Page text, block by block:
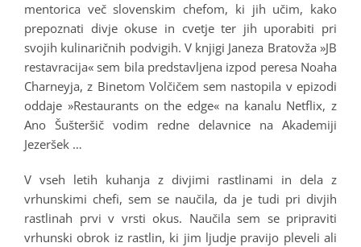
mentorica več slovenskim chefom, ki jih učim, kako
prepoznati divje okuse in cvetje ter jih uporabiti pri
svojih kulinaričnih podvigih. V knjigi Janeza Bratovža »JB
restavracija« sem bila predstavljena izpod peresa Noaha
Charneyja, z Binetom Volčičem sem nastopila v epizodi
oddaje »Restaurants on the edge« na kanalu Netflix, z
Ano Šušteršič vodim redne delavnice na Akademiji
Jezeršek …
V vseh letih kuhanja z divjimi rastlinami in dela z
vrhunskimi chefi, sem se naučila, da je tudi pri divjih
rastlinah prvi v vrsti okus. Naučila sem se pripraviti
vrhunski obrok iz rastlin, ki jim ljudje pravijo pleveli ali